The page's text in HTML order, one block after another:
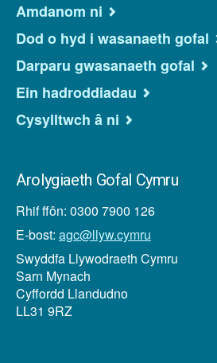
Amdanom ni
Dod o hyd i wasanaeth gofal
Darparu gwasanaeth gofal
Ein hadroddiadau
Cysylltwch â ni
Arolygiaeth Gofal Cymru
Rhif ffôn: 0300 7900 126
E-bost: agc@llyw.cymru
Swyddfa Llywodraeth Cymru
Sarn Mynach
Cyffordd Llandudno
LL31 9RZ